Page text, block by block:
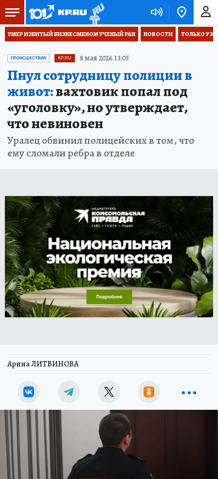
УМЕР ИЗБИТЫЙ БИЗНЕСМЕНОМ УЧЕНЫЙ РАН НОВОСТИ ТОЛЬКО У
ПРОИСШЕСТВИЯ KP.RU 8 мая 2026 13:05
Пнул сотрудницу полиции в
живот:вахтовик попал под
«уголовку», но утверждает,
что невиновен
Уралец обвинил полицейских в том, что
ему сломали ребра в отделе
Арина ЛИТВИНОВА